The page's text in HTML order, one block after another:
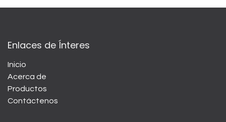
Enlaces de Ínteres
Inicio
Acerca de
Productos
Contáctenos